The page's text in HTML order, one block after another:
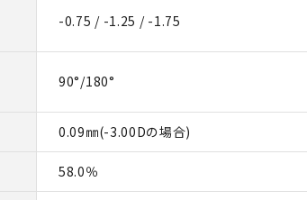
-0.75 / -1.25 / -1.75
90°/180°
0.09㎜(-3.00Dの場合)
58.0％